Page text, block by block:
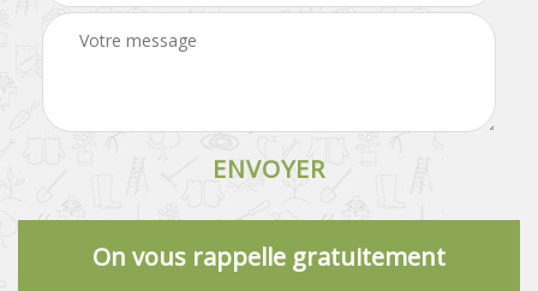
On vous rappelle gratuitement